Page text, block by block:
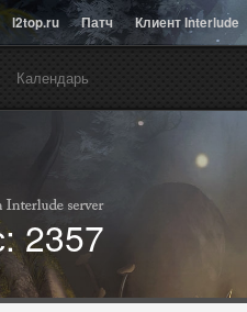
l2top.ru Патч Клиент Interlude
Календарь
2357